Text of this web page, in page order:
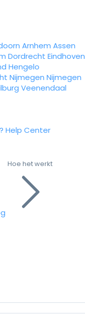
Arnhem Assen
Dordrecht Eindhoven
Hengelo
Nijmegen Nijmegen
Veenendaal
Help Center
Hoe het werkt